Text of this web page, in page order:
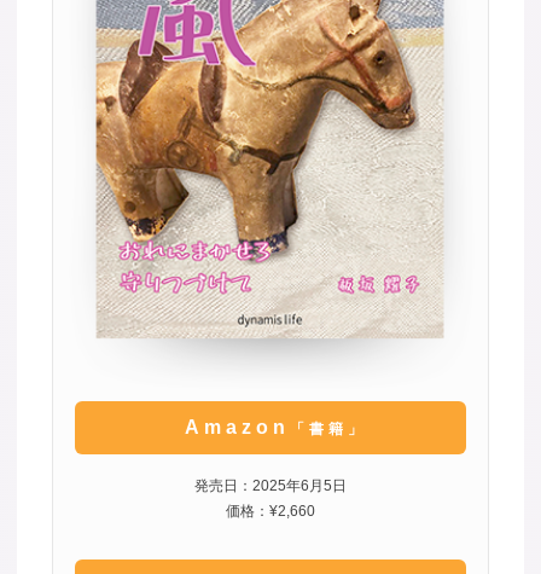
Amazon 「書籍」
発売日：2025年6月5日
価格：¥2,660